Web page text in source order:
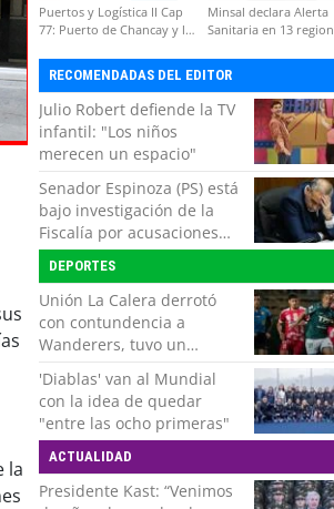
la
Puertos y Logística II Cap
77: Puerto de Chancay y la
Minsal declara Alerta
Sanitaria en 13
RECOMENDADAS DEL EDITOR
Julio Robert defiende la TV
infantil: "Los niños
merecen un espacio"
Senador Espinoza (PS) está
bajo investigación de la
Fiscalía por acusaciones
cruzadas de agresión con
su pareja
DEPORTES
Unión La Calera derrotó
con contundencia a
Wanderers, tuvo un
respiro y clasificó en Copa
Chile
'Diablas' van al Mundial
con la idea de quedar
"entre las ocho primeras"
ACTUALIDAD
Presidente Kast: “Venimos